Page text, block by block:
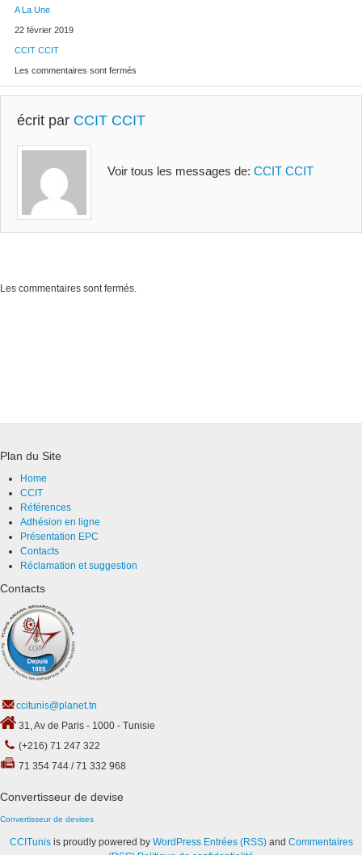
A La Une
22 février 2019
CCIT CCIT
Les commentaires sont fermés
écrit par CCIT CCIT
Voir tous les messages de: CCIT CCIT
Les commentaires sont fermés.
Plan du Site
Home
CCIT
Références
Adhésion en ligne
Présentation EPC
Contacts
Réclamation et suggestion
Contacts
ccitunis@planet.tn
31, Av de Paris - 1000 - Tunisie
(+216) 71 247 322
71 354 744 / 71 332 968
Convertisseur de devise
Convertisseur de devises
CCITunisis proudly powered by WordPress Entrées (RSS)and Commentaires